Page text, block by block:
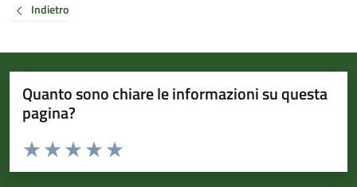
Indietro
Quanto sono chiare le informazioni su questa
pagina?
Valuta da 1 a 5 stelle la pagina
Valuta 5 stelle su 5
Valuta 4 stelle su 5
Valuta 3 stelle su 5
Valuta 2 stelle su 5
Valuta 1 stelle su 5